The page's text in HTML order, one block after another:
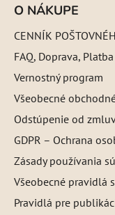
O NÁKUPE
CENNÍK
FAQ, Doprava, Platba
Vernostný program
Všeobecné
Odstúpenie od
GDPR – Ochrana
Zásady používania
Všeobecné pravidlá
Pravidlá pre